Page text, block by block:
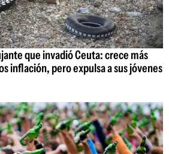
que invadió Ceuta: crece más
inflación, pero expulsa a sus jóvenes